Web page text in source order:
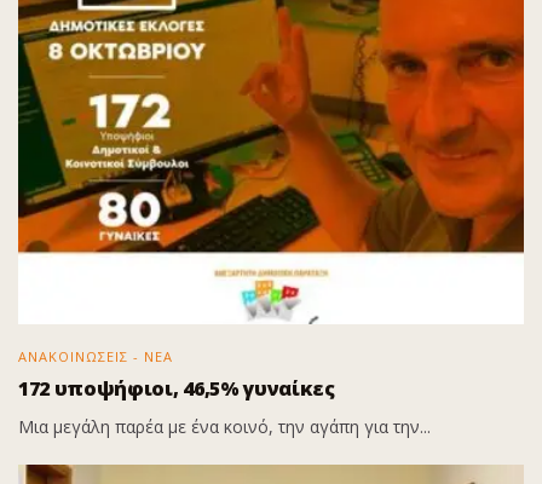
ΑΝΑΚΟΙΝΩΣΕΙΣ - ΝΕΑ
172 υποψήφιοι, 46,5% γυναίκες
Μια μεγάλη παρέα με ένα κοινό, την αγάπη για την...